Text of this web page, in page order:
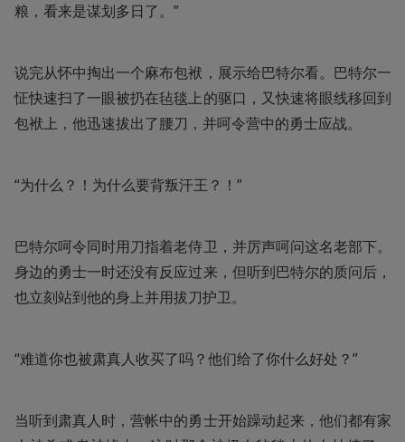
粮，看来是谋划多日了。”
说完从怀中掏出一个麻布包袱，展示给巴特尔看。巴特尔一
怔快速扫了一眼被扔在毡毯上的驱口，又快速将眼线移回到
包袱上，他迅速拔出了腰刀，并呵令营中的勇士应战。
“为什么？！为什么要背叛汗王？！”
巴特尔呵令同时用刀指着老侍卫，并厉声呵问这名老部下。
身边的勇士一时还没有反应过来，但听到巴特尔的质问后，
也立刻站到他的身上并用拔刀护卫。
“难道你也被肃真人收买了吗？他们给了你什么好处？”
当听到肃真人时，营帐中的勇士开始躁动起来，他们都有家